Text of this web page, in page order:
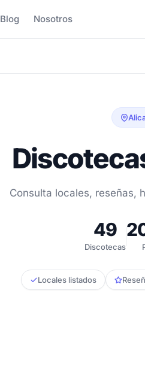
Blog Nosotros
Consulta locales, reseñas,
49
Discotecas
Locales listados